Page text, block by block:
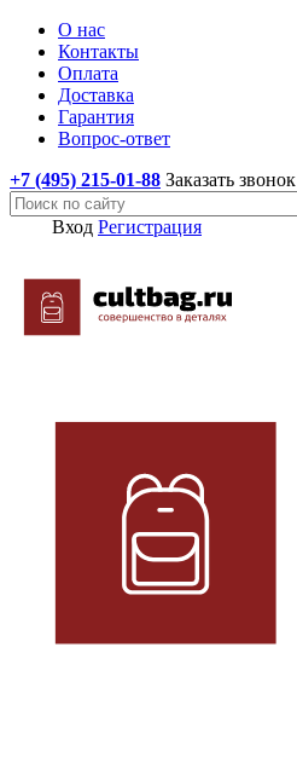
О нас
Контакты
Оплата
Доставка
Гарантия
Вопрос-ответ
+7 (495) 215-01-88 Заказать звонок
Вход Регистрация